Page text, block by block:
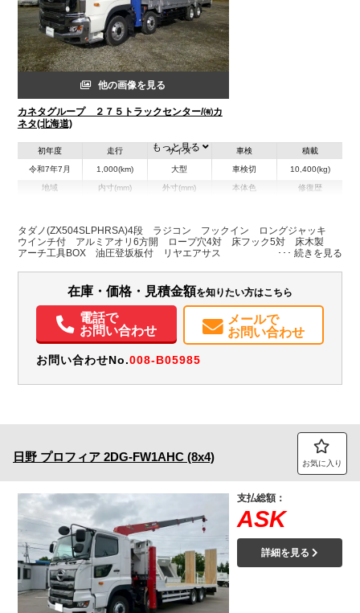
他の画像を見る
カネタグループ ２７５トラックセンター/㈲カ
ネタ(北海道)
初年度
令和7年7月
走行
1,000(km)
サイズ
大型
車検
車検切
積載
10,400(kg)
地域 内寸(mm)
H:270
外寸(mm)
H:3,700
本体色 修復歴
装備情報
パワステ
PMマフラー
Sリミッタ
もっと見る
タダノ(ZX504SLPHRSA)4段 ラジコン フックイン ロングジャッキ
ウインチ付 アルミアオリ6方開 ロープ穴4対 床フック5対 床木製
アーチ工具BOX 油圧登坂板付 リヤエアサス
在庫・価格・見積金額を知りたい方はこちら
電話で
お問い合わせ
メールで
お問い合わせ
お問い合わせNo.008-B05985
日野 プロフィア 2DG-FW1AHC (8x4) お気に入り
支払総額：
ASK
詳細を見る